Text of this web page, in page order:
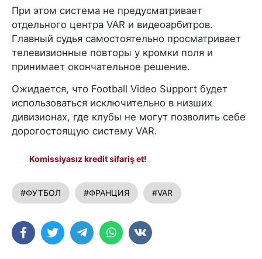
При этом система не предусматривает
отдельного центра VAR и видеоарбитров.
Главный судья самостоятельно просматривает
телевизионные повторы у кромки поля и
принимает окончательное решение.
Ожидается, что Football Video Support будет
использоваться исключительно в низших
дивизионах, где клубы не могут позволить себе
дорогостоящую систему VAR.
Komissiyasız kredit sifariş et!
#ФУТБОЛ #ФРАНЦИЯ #VAR